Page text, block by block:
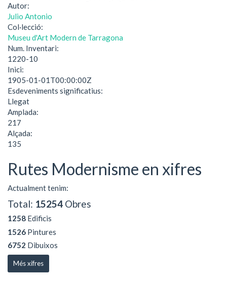
Autor:
Julio Antonio
Col·lecció:
Museu d'Art Modern de Tarragona
Num. Inventari:
1220-10
Inici:
1905-01-01T00:00:00Z
Esdeveniments significatius:
Llegat
Amplada:
217
Alçada:
135
Rutes Modernisme en xifres
Actualment tenim:
Total: 15254 Obres
1258 Edificis
1526 Pintures
6752 Dibuixos
Més xifres